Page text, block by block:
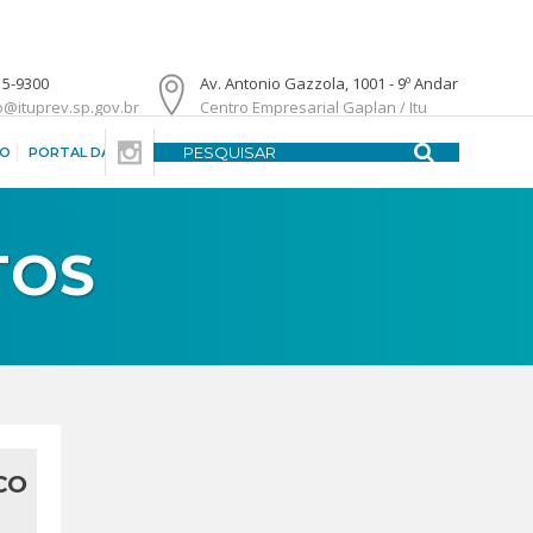
9300
Av. Antonio Gazzola, 1001 - 9º Andar
Centro Empresarial Gaplan / Itu
PORTAL DA TRANSPARÊNCIA CENTRAL DE ATENDIMENTO